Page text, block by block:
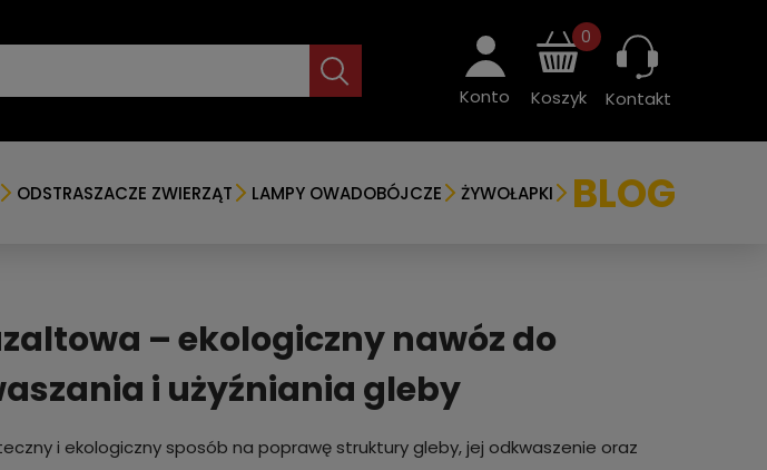
Konto Koszyk
0
Kontakt
ODSTRASZACZE ZWIERZĄT LAMPY OWADOBÓJCZE ŻYWOŁAPKI BLOG
– ekologiczny nawóz do
i użyźniania gleby
i ekologiczny sposób na poprawę struktury gleby, jej odkwaszenie oraz